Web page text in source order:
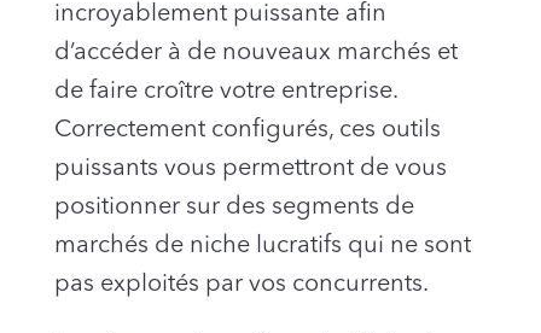
incroyablement puissante afin
d’accéder à de nouveaux marchés et
de faire croître votre entreprise.
Correctement configurés, ces outils
puissants vous permettront de vous
positionner sur des segments de
marchés de niche lucratifs qui ne sont
pas exploités par vos concurrents.